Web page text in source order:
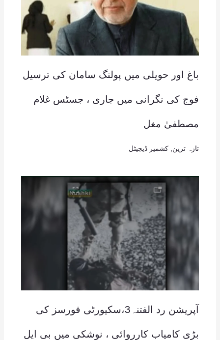
باغ اور حویلی میں پولنگ سامان کی ترسیل
فوج کی نگرانی میں جاری ، جسٹس غلام
مصطفیٰ مغل
تازہ ترین کشمیر ڈیجیٹل
آپریشن رد الفتنہ3،سکیورٹی فورسز کی
بڑی کامیاب کارروائی ، نوشکی میں بی ایل